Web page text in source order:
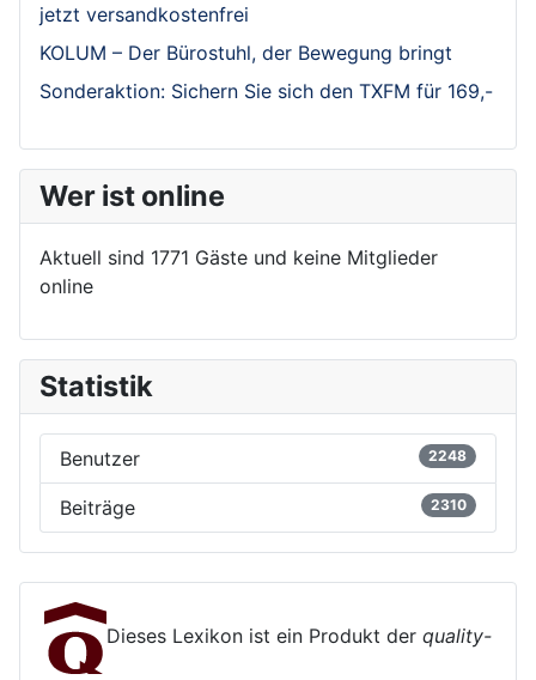
jetzt versandkostenfrei
KOLUM – Der Bürostuhl, der Bewegung bringt
Sonderaktion: Sichern Sie sich den TXFM für 169,-
Wer ist online
Aktuell sind 1771 Gäste und keine Mitglieder
online
Statistik
Benutzer 2248
Beiträge 2310
Dieses Lexikon ist ein Produkt der quality-